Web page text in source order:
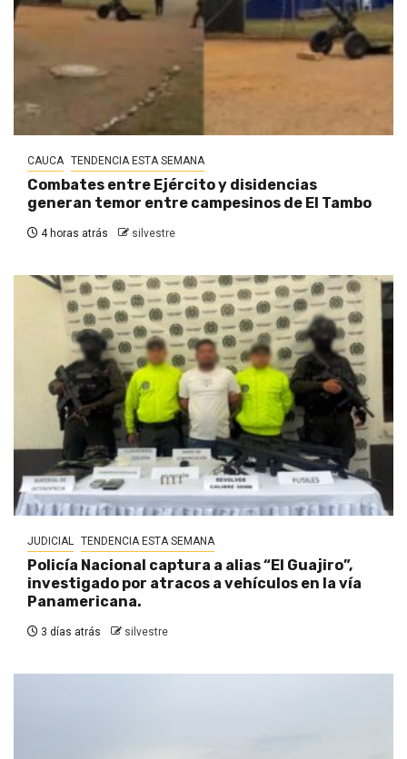
CAUCA TENDENCIA ESTA SEMANA
Combates entre Ejército y disidencias
generan temor entre campesinos de El Tambo
4 horas atrás silvestre
JUDICIAL TENDENCIA ESTA SEMANA
Policía Nacional captura a alias “El Guajiro”,
investigado por atracos a vehículos en la vía
Panamericana.
3 días atrás silvestre